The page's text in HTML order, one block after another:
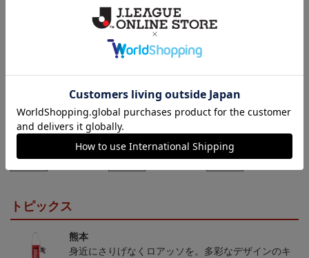
カーサンシェード（傘
2026アロハシャツ
5,500円
2026コンフィットシャツ
（襟付き）
5,500円
トピックス
熊本
身近にさりげなくロアッソを。多彩なデザインのキ